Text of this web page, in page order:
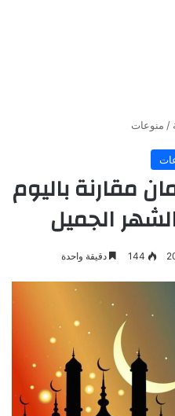
/ منوعات
مقارنة باليوم
144 دقيقة واحدة